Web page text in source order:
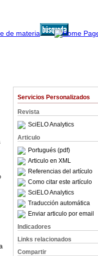
Servicios Personalizados
Revista
SciELO Analytics
Articulo
Portugués (pdf)
Articulo en XML
Referencias del artículo
Como citar este artículo
SciELO Analytics
Traducción automática
Enviar articulo por email
Indicadores
Links relacionados
Compartir